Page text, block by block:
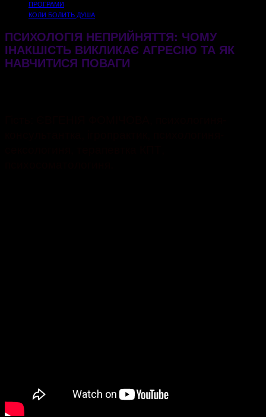
ПРОГРАМИ
КОЛИ БОЛИТЬ ДУША
ПСИХОЛОГІЯ НЕПРИЙНЯТТЯ: ЧОМУ
ІНАКШІСТЬ ВИКЛИКАЄ АГРЕСІЮ ТА ЯК
НАВЧИТИСЯ ПОВАГИ